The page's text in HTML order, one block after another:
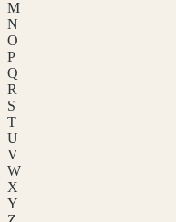
M
N
O
P
Q
R
S
T
U
V
W
X
Y